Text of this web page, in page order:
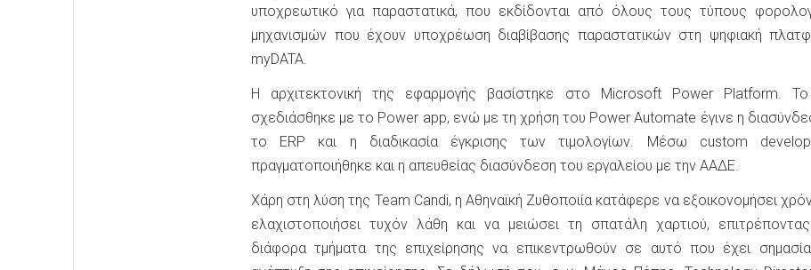
υποχρεωτικό για παραστατικά, που εκδίδονται από όλους τους τύπους
μηχανισμών που έχουν υποχρέωση διαβίβασης παραστατικών στη ψηφιακή
myDATA.
Η αρχιτεκτονική της εφαρμογής βασίστηκε στο Microsoft Power Platform.
σχεδιάσθηκε με το Power app, ενώ με τη χρήση του Power Αutomate έγινε η
το ERP και η διαδικασία έγκρισης των τιμολογίων. Μέσω custom
πραγματοποιήθηκε και η απευθείας διασύνδεση του εργαλείου με την ΑΑΔΕ.
Χάρη στη λύση της Team Candi, η Αθηναϊκή Ζυθοποιία κατάφερε να εξοικονομήσει
ελαχιστοποιήσει τυχόν λάθη και να μειώσει τη σπατάλη χαρτιού,
διάφορα τμήματα της επιχείρησης να επικεντρωθούν σε αυτό που έχει